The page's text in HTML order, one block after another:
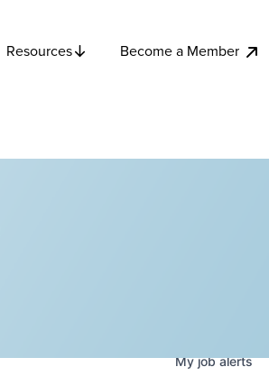
Resources Become a Member
Myjobalerts